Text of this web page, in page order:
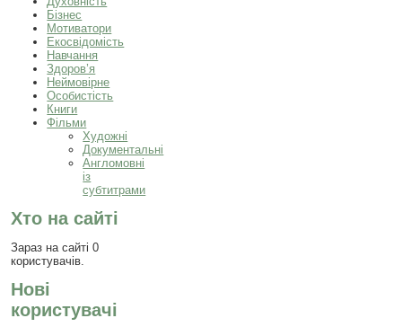
Бізнес
Мотиватори
Екосвідомість
Навчання
Здоров’я
Неймовірне
Особистість
Книги
Фільми
Художні
Документальні
Англомовні
із
субтитрами
Хто на сайті
Зараз на сайті 0
користувачів.
Нові
користувачі